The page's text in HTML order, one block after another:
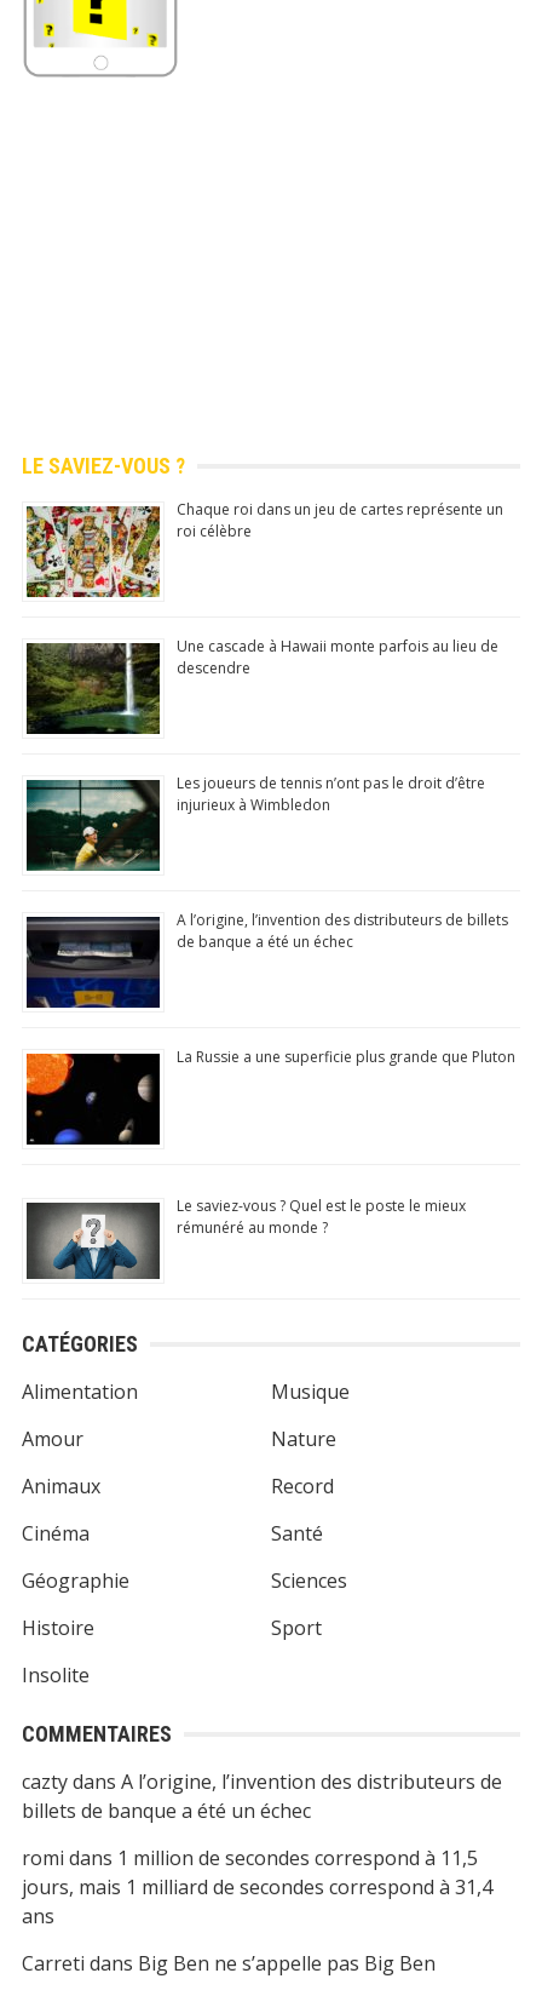
LE SAVIEZ-VOUS ?
Chaque roi dans un jeu de cartes représente un
roi célèbre
Une cascade à Hawaii monte parfois au lieu de
descendre
Les joueurs de tennis n’ont pas le droit d’être
injurieux à Wimbledon
A l’origine, l’invention des distributeurs de billets
de banque a été un échec
La Russie a une superficie plus grande que Pluton
Le saviez-vous ? Quel est le poste le mieux
rémunéré au monde ?
CATÉGORIES
Alimentation
Amour
Animaux
Cinéma
Géographie
Histoire
Insolite
Musique
Nature
Record
Santé
Sciences
Sport
COMMENTAIRES
caztydans A l’origine, l’invention des distributeurs de
billets de banque a été un échec
romi dans 1 million de secondes correspond à 11,5
jours, mais 1 milliard de secondes correspond à 31,4
ans
Carreti dans Big Ben ne s’appelle pas Big Ben
Télécharger